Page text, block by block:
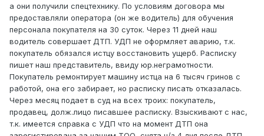
а они получили спецтехнику. По условиям договора мы
предоставляли оператора (он же водитель) для обучения
персонала покупателя на 30 суток. Через 11 дней наш
водитель совершает ДТП. УДП не оформляет аварию, т.к.
покупатель обязался истцу восстановить ущерб. Расписку
пишет наш представитель, ввиду юр.неграмотности.
Покупатель ремонтирует машину истца на 6 тысяч гринов с
работой, она его забирает, но расписку писать отказалась.
Через месяц подает в суд на всех троих: покупатель,
продавец, долж.лицо писавшее расписку. Взыскивают с нас,
т.к. имеется справка с УДП что на момент ДТП она